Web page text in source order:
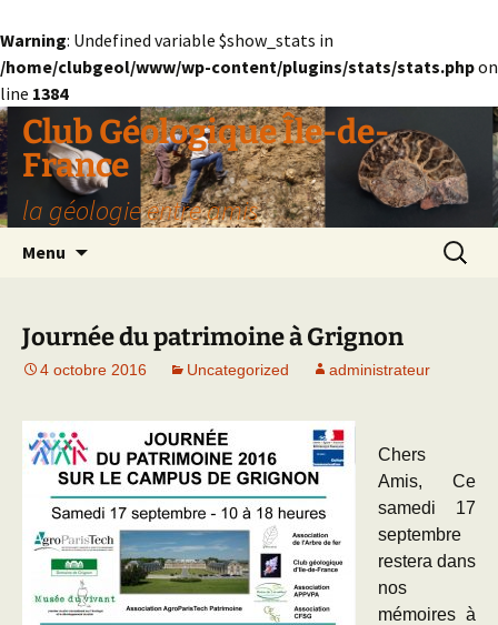
Warning: Undefined variable $show_stats in
/home/clubgeol/www/wp-content/plugins/stats/stats.phpon
line 1384
Aller
au
contenu
Club Géologique Île-de-
France
la géologie entre amis
Menu
Journée du patrimoine à Grignon
4 octobre 2016 Uncategorized administrateur
Chers
Amis, Ce
samedi 17
septembre
restera dans
nos
mémoires à